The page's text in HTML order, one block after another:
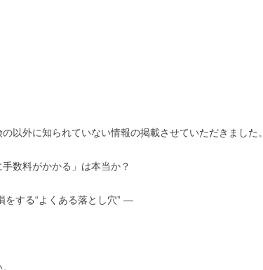
以外に知られていない情報の掲載させていただきました。
手数料がかかる」は本当か？
する“よくある落とし穴” ―